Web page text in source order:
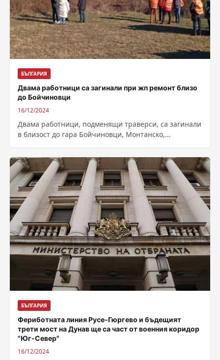
БЪЛГАРИЯ
Двама работници са загинали при жп ремонт близо
до Бойчиновци
16/12/2024
Двама работници, подменящи траверси, са загинали
в близост до гара Бойчиновци, Монтанско,
инфраструктура“. Трети работник е...
БЪЛГАРИЯ
Фериботната линия Русе-Гюргево и бъдещият
трети мост на Дунав ще са част от военния коридор
"Юг-Север"
16/12/2024